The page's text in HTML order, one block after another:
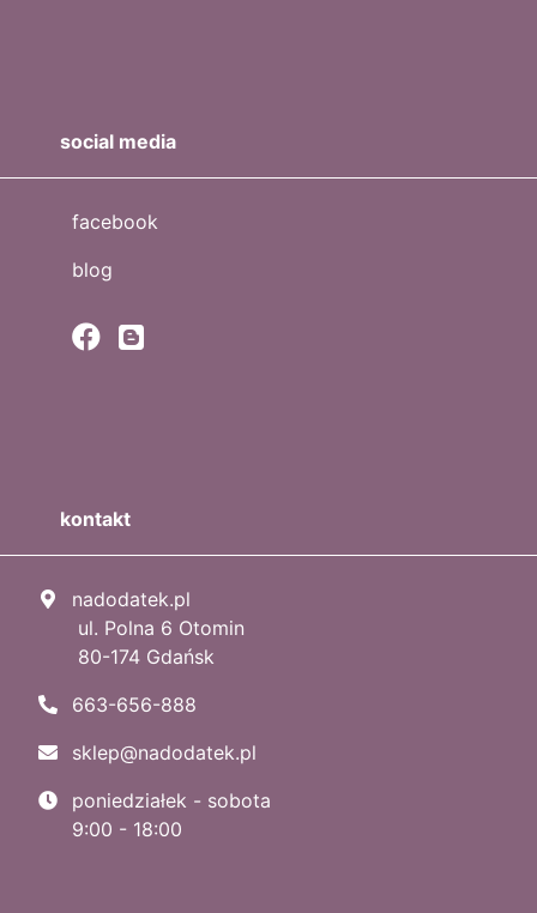
social media
facebook
blog
kontakt
nadodatek.pl
ul. Polna 6 Otomin
80-174 Gdańsk
663-656-888
sklep@nadodatek.pl
poniedziałek - sobota
9:00 - 18:00